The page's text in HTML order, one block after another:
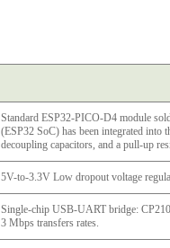
Standard ESP32-PICO-D4 module
(ESP32 SoC) has been integrated into
decoupling capacitors, and a pull-up
5V-to-3.3V Low dropout voltage
Single-chip USB-UART bridge:
3 Mbps transfers rates.